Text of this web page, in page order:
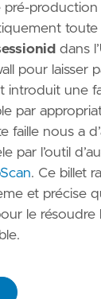
pré-production
dans l’
pour laisser
introduit une
par
faille nous a
par l’outil
. Ce billet
et précise
le résoudre